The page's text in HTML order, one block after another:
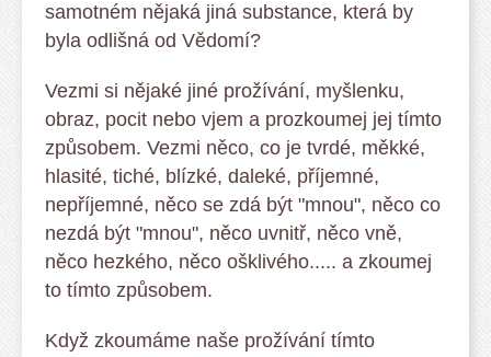
samotném nějaká jiná substance, která by
byla odlišná od Vědomí?
Vezmi si nějaké jiné prožívání, myšlenku,
obraz, pocit nebo vjem a prozkoumej jej tímto
způsobem. Vezmi něco, co je tvrdé, měkké,
hlasité, tiché, blízké, daleké, příjemné,
nepříjemné, něco se zdá být "mnou", něco co
nezdá být "mnou", něco uvnitř, něco vně,
něco hezkého, něco ošklivého..... a zkoumej
to tímto způsobem.
Když zkoumáme naše prožívání tímto